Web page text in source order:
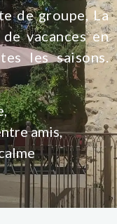
de groupe, La
vacances en
les saisons.
amis,